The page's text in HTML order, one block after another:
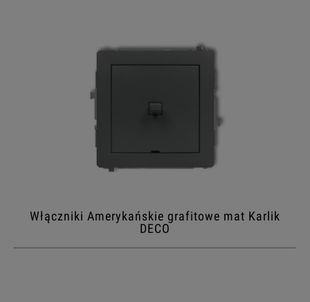
Włączniki Amerykańskie grafitowe mat Karlik
DECO